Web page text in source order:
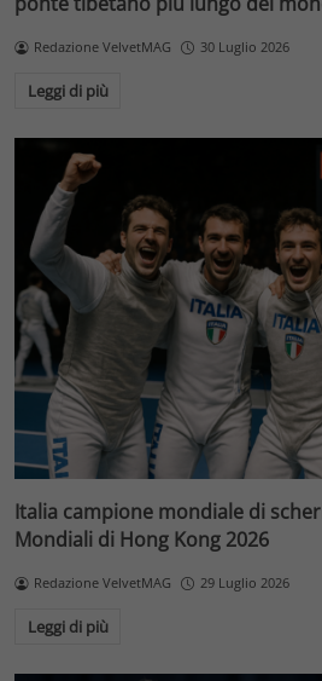
Redazione VelvetMAG 30 Luglio 2026
Leggi di più
Italia campione mondiale di
Mondiali di Hong Kong 2026
Redazione VelvetMAG 29 Luglio 2026
Leggi di più